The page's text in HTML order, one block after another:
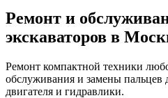
Ремонт и
экскаваторов в
Ремонт компактной техники
обслуживания и замены пальцев
двигателя и гидравлики.